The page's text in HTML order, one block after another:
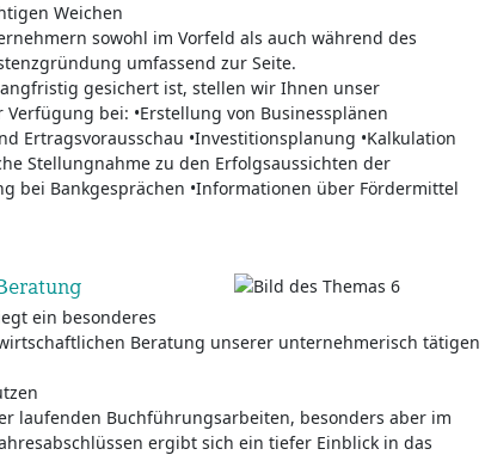
Weichen
sowohl im Vorfeld als auch während des
umfassend zur Seite.
gesichert ist, stellen wir Ihnen unser
Verfügung bei: •Erstellung von Businessplänen
Ertragsvorausschau •Investitionsplanung •Kalkulation
Stellungnahme zu den Erfolgsaussichten der
bei Bankgesprächen •Informationen über Fördermittel
ein besonderes
Beratung unserer unternehmerisch tätigen
laufenden Buchführungsarbeiten, besonders aber im
ergibt sich ein tiefer Einblick in das